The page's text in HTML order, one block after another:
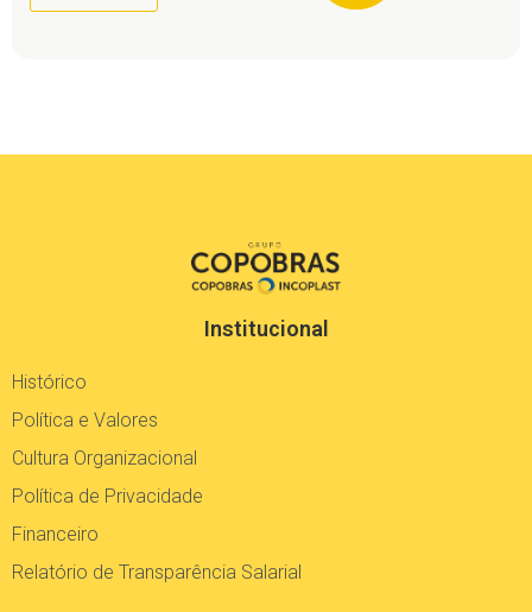
Institucional
Histórico
Política e Valores
Cultura Organizacional
Política de Privacidade
Financeiro
Relatório de Transparência Salarial